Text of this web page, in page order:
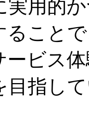
実用的
ること
ービス
目指し